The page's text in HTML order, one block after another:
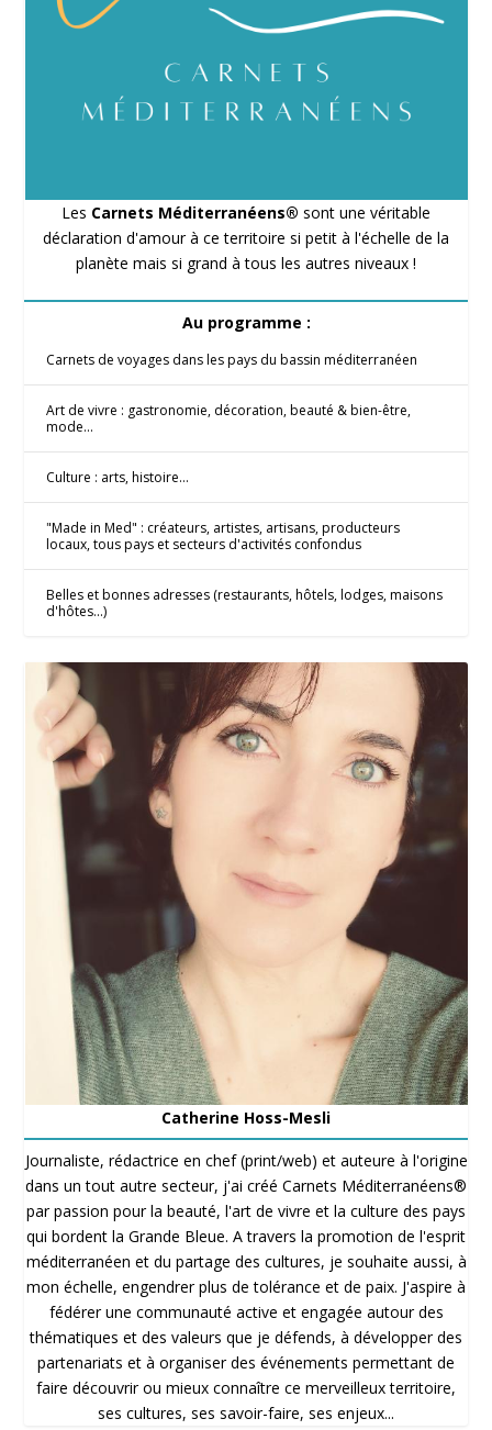
Les Carnets Méditerranéens® sont une véritable
déclaration d'amour à ce territoire si petit à l'échelle de la
planète mais si grand à tous les autres niveaux !
Au programme :
Carnets de voyages dans les pays du bassin méditerranéen
Art de vivre : gastronomie, décoration, beauté & bien-être,
mode...
Culture : arts, histoire...
"Made in Med" : créateurs, artistes, artisans, producteurs
locaux, tous pays et secteurs d'activités confondus
Belles et bonnes adresses (restaurants, hôtels, lodges, maisons
d'hôtes...)
Catherine Hoss-Mesli
Journaliste, rédactrice en chef (print/web) et auteure à l'origine
dans un tout autre secteur, j'ai créé Carnets Méditerranéens®
par passion pour la beauté, l'art de vivre et la culture des pays
qui bordent la Grande Bleue. A travers la promotion de l'esprit
méditerranéen et du partage des cultures, je souhaite aussi, à
mon échelle, engendrer plus de tolérance et de paix. J'aspire à
fédérer une communauté active et engagée autour des
thématiques et des valeurs que je défends, à développer des
partenariats et à organiser des événements permettant de
faire découvrir ou mieux connaître ce merveilleux territoire,
ses cultures, ses savoir-faire, ses enjeux...